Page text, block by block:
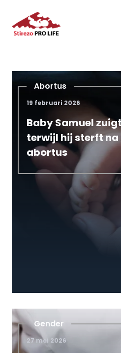
Abortus
19 februari 2026
Baby Samuel
terwijl hij sterft
abortus
Gender
27 mei 2026